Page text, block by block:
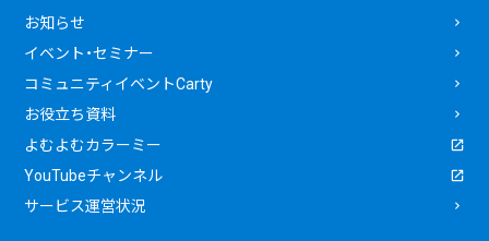
お知らせ
イベント・セミナー
コミュニティイベントCarty
お役立ち資料
よむよむカラーミー
YouTubeチャンネル
サービス運営状況